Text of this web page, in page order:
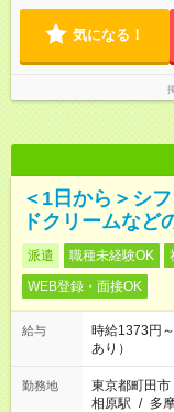
気になる！
＜1日から＞シ
ドクリームなど
派遣 職種未経験OK
WEB登録・面接OK
給与
時給1373円
あり）
勤務地
東京都町田市
相原駅 / 多